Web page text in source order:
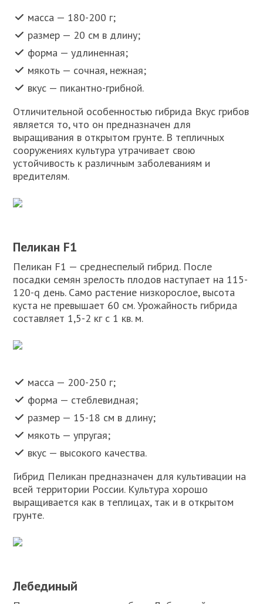
масса — 180-200 г;
размер — 20 см в длину;
форма — удлиненная;
мякоть — сочная, нежная;
вкус — пикантно-грибной.
Отличительной особенностью гибрида Вкус грибов
является то, что он предназначен для
выращивания в открытом грунте. В тепличных
сооружениях культура утрачивает свою
устойчивость к различным заболеваниям и
вредителям.
Пеликан F1
Пеликан F1 — среднеспелый гибрид. После
посадки семян зрелость плодов наступает на 115-
120-q день. Само растение низкорослое, высота
куста не превышает 60 см. Урожайность гибрида
составляет 1,5-2 кг с 1 кв. м.
масса — 200-250 г;
форма — стеблевидная;
размер — 15-18 см в длину;
мякоть — упругая;
вкус — высокого качества.
Гибрид Пеликан предназначен для культивации на
всей территории России. Культура хорошо
выращивается как в теплицах, так и в открытом
грунте.
Лебединый